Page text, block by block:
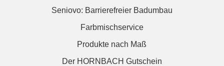
Seniovo: Barrierefreier Badumbau
Farbmischservice
Produkte nach Maß
Der HORNBACH Gutschein